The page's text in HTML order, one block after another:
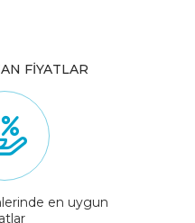
FİYATLAR
en uygun